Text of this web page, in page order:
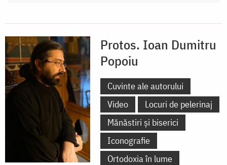
Protos. Ioan Dumitru
Popoiu
Cuvinte ale autorului
Video
Locuri de pelerinaj
Mănăstiri și biserici
Iconografie
Ortodoxia în lume